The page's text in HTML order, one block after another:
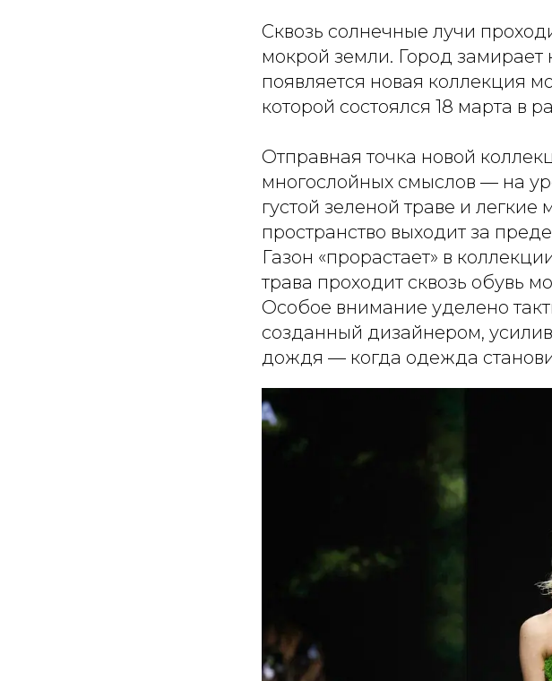
Сквозь солнечные лучи
мокрой земли. Город
появляется новая коллекция
которой состоялся 18 марта в
Отправная точка новой
многослойных смыслов — на
густой зеленой траве и
пространство выходит за
Газон «прорастает» в
трава проходит сквозь обувь
Особое внимание уделено
созданный дизайнером,
дождя — когда одежда